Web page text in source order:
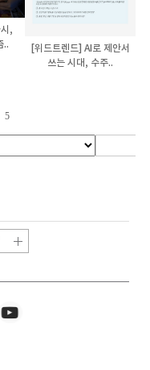
,
..
[위드트렌드] AI로 제안서
쓰는 시대, 수주..
5